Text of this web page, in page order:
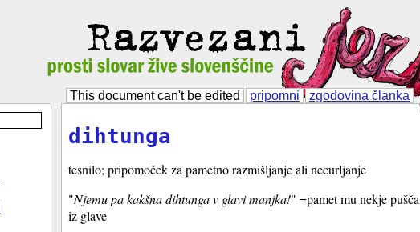
This document can't be edited pripomni zgodovina članka
dihtunga
tesnilo; pripomoček za pametno razmišljanje ali necurljanje
"Njemu pa kakšna dihtunga v glavi manjka!" =pamet mu nekje pušča
iz glave